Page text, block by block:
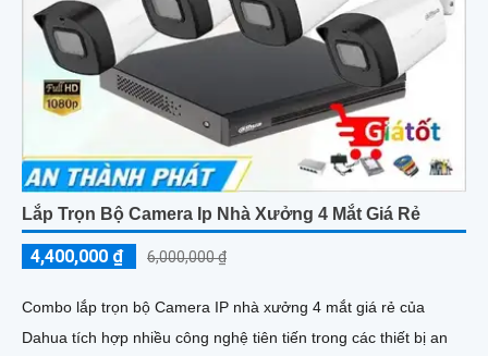
Lắp Trọn Bộ Camera Ip Nhà Xưởng 4 Mắt Giá Rẻ
4,400,000 ₫ 6,000,000 ₫
Combo lắp trọn bộ Camera IP nhà xưởng 4 mắt giá rẻ của
Dahua tích hợp nhiều công nghệ tiên tiến trong các thiết bị an